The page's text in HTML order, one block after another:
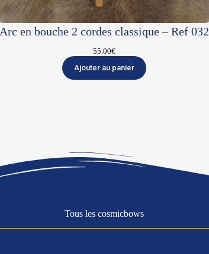
Arc en bouche 2 cordes classique – Ref 032
55.00€
Ajouter au panier
Tous les cosmicbows